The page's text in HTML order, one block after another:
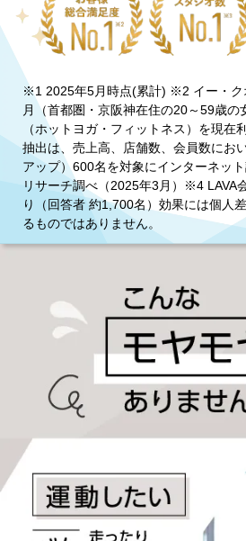
※1 2025年5月時点(累計) ※2 イー・ク
月（首都圏・京阪神在住の20～59歳の
（ホットヨガ・フィットネス）を現在
抽出は、売上高、店舗数、会員数にお
アップ）600名を対象にインターネッ
リサーチ調べ（2025年3月）※4 LAVA
り（回答者 約1,700名）効果には個人
るものではありません。